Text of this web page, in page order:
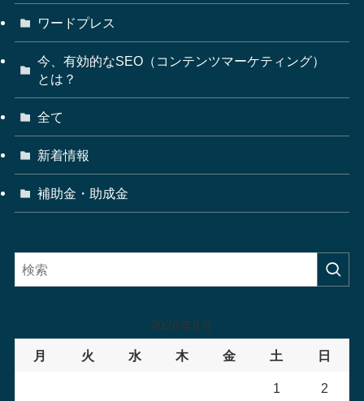
ワードプレス
今、有効的なSEO（コンテンツマーケティング）
とは？
全て
新着情報
補助金・助成金
2026年8月
月 火 水 木 金 土 日
1 2